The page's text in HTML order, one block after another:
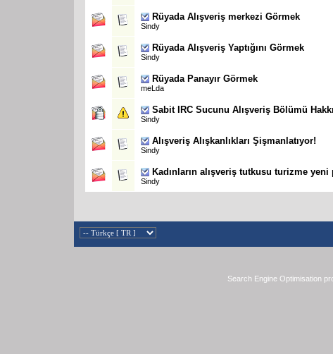
Rüyada Alışveriş merkezi Görmek
Sindy
Rüyada Alışveriş Yaptığını Görmek
Sindy
Rüyada Panayır Görmek
meLda
Sabit IRC Sucunu Alışveriş Bölümü
Sindy
Alışveriş Alışkanlıkları Şişmanlatıyor!
Sindy
Kadınların alışveriş tutkusu turizme yeni
Sindy
Search Engine Optimisation